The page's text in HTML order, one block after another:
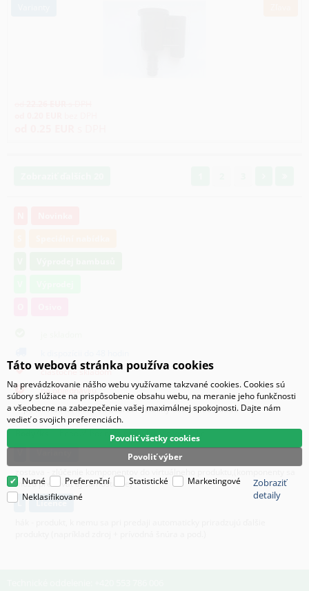
čiastočne skladom
na objednávku
po kliknutí na ikony sa zobrazí detailný dotazovač skladu
- bodová hodnota produktu v promoakcii;
môžu predávať aj samostatne)
L
licence
Táto webová stránka používa cookies
Na prevádzkovanie nášho webu využívame takzvané cookies. Cookies sú
súbory slúžiace na prispôsobenie obsahu webu, na meranie jeho funkčnosti
a všeobecne na zabezpečenie vašej maximálnej spokojnosti. Dajte nám
vedieť o svojich preferenciách.
Povoliť výber
Povoliť všetky cookies
Nutné Preferenční Statistické
Marketingové
Neklasifikované
Zobraziť
detaily